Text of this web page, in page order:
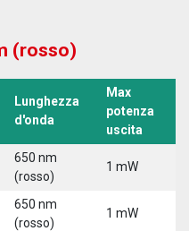
(rosso)
Lunghezza
d'onda
Max
potenza
uscita
650 nm
(rosso)
1 mW
650 nm
(rosso)
1 mW